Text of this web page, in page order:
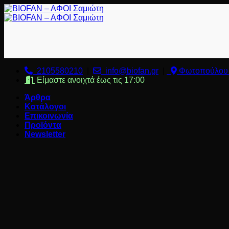
Μετάβαση
στο
2105580210 info@biofan.gr
Φωτοπούλου
Είμαστε ανοιχτά έως τις 17:00
Άρθρα
Κατάλογοι
Επικοινωνία
Προϊόντα
Newsletter